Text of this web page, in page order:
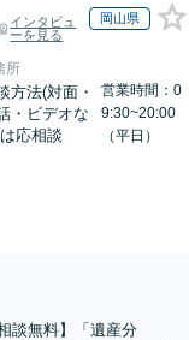
インタビュ
ーを見る
岡山県
所
方法(対面・
・ビデオな
応相談
営業時間：0
9:30~20:00
（平日）
談無料】「遺産分